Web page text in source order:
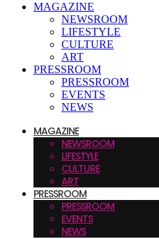
MAGAZINE
NEWSROOM
LIFESTYLE
CULTURE
ART
PRESSROOM
PRESSROOM
EVENTS
NEWS
MAGAZINE
NEWSROOM
LIFESTYLE
CULTURE
ART
PRESSROOM
PRESSROOM
EVENTS
NEWS